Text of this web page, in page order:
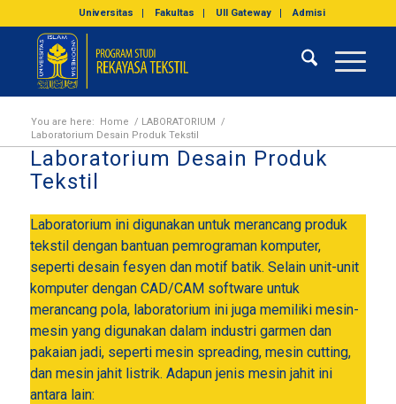
Universitas Fakultas UII Gateway Admisi
You are here: Home / LABORATORIUM /
Laboratorium Desain Produk Tekstil
Laboratorium Desain Produk
Tekstil
Laboratorium ini digunakan untuk merancang produk
tekstil dengan bantuan pemrograman komputer,
seperti desain fesyen dan motif batik. Selain unit-unit
komputer dengan CAD/CAM software untuk
merancang pola, laboratorium ini juga memiliki mesin-
mesin yang digunakan dalam industri garmen dan
pakaian jadi, seperti mesin spreading, mesin cutting,
dan mesin jahit listrik. Adapun jenis mesin jahit ini
antara lain: